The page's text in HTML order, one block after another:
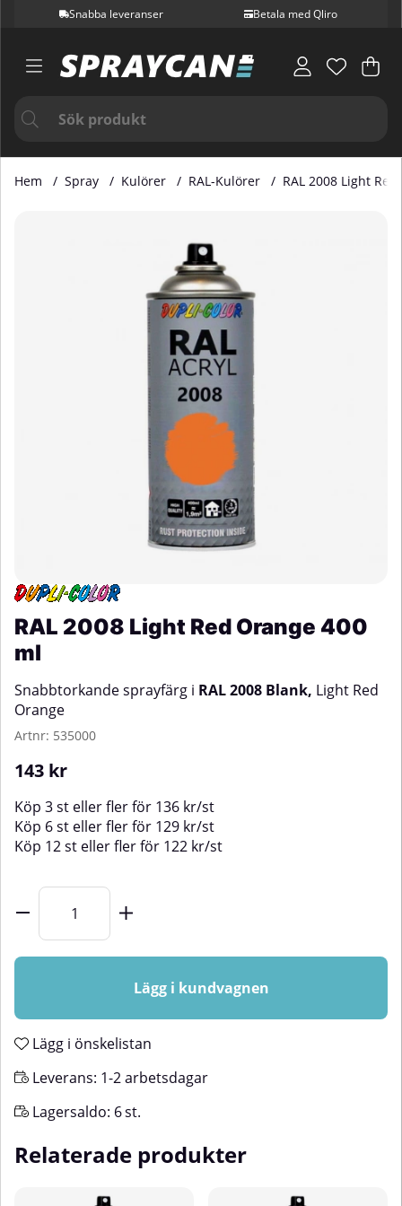
Snabba leveranser Betala med Qliro
.
Hem Spray Kulörer RAL-Kulörer RAL 2008 Light
RAL 2008 Light Red Orange 400
ml
Snabbtorkande sprayfärg i RAL 2008 Blank, Light Red
Orange
Artnr: 535000
143 kr
Köp 3 st eller fler för 136 kr/st
Köp 6 st eller fler för 129 kr/st
Köp 12 st eller fler för 122 kr/st
Lägg i kundvagnen
Lägg i önskelistan
Leverans: 1-2 arbetsdagar
Lagersaldo: 6st.
Relaterade produkter